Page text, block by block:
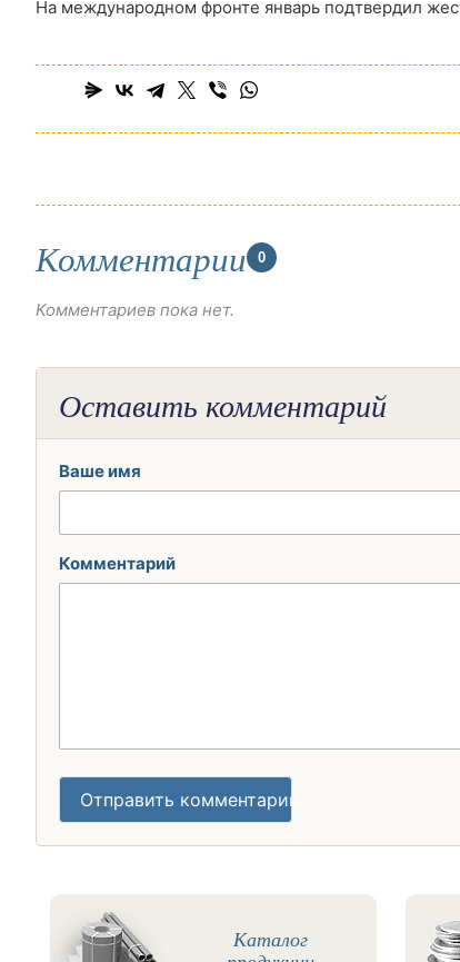
На международном фронте январь подтвердил
Комментарии 0
Комментариев пока нет.
Оставить комментарий
Ваше имя
Комментарий
Отправить комментарий
Каталог